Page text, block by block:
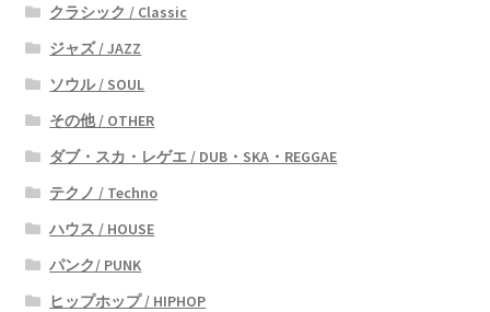
クラシック / Classic
ジャズ / JAZZ
ソウル / SOUL
その他 / OTHER
ダブ・スカ・レゲエ / DUB・SKA・REGGAE
テクノ / Techno
ハウス / HOUSE
パンク/ PUNK
ヒップホップ / HIPHOP